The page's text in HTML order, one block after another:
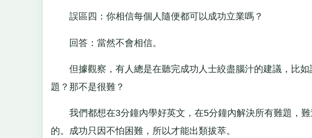
誤區四：你相信每個人隨便都可以成功立業嗎？
回答：當然不會相信。
但據觀察，有人總是在聽完成功人士絞盡腦汁的建議，比如
題？那不是很難？
我們都想在3分鐘內學好英文，在5分鐘內解決所有難題，難
的。成功只因不怕困難，所以才能出類拔萃。